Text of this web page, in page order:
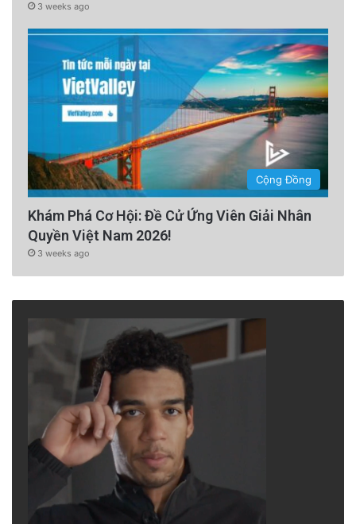
3 weeks ago
Cộng Đồng
Khám Phá Cơ Hội: Đề Cử Ứng Viên Giải Nhân
Quyền Việt Nam 2026!
3 weeks ago